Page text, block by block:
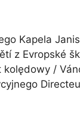
Kapela
z Evropské
/